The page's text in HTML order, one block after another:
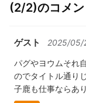
(2/2)のコメン
ゲスト 2025/05/
パグやヨウムそれ
のでタイトル通り
子鹿も仕事ならあ